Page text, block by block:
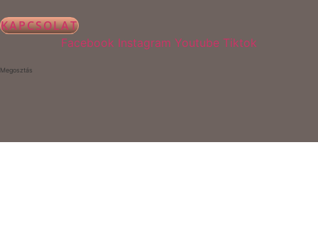
KAPCSOLAT
Facebook Instagram Youtube Tiktok
Megosztás